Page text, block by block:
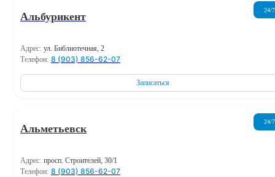
Альбурикент
24/7
Адрес: ул. Библиотечная, 2
Телефон: 8 (903) 856-62-07
Записаться
Альметьевск
24/7
Адрес: просп. Строителей, 30/1
Телефон: 8 (903) 856-62-07